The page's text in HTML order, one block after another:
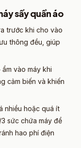
sấy quần áo​
trước khi cho vào
thông đều, giúp
vào máy khi
cảm biến và khiến
nhiều hoặc quá ít
sức chứa máy để
hao phí điện